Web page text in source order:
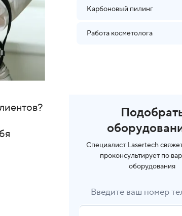
Карбоновый пилинг
Работа косметолога
Специалист Lasertech
проконсультирует по
оборудования
Введите ваш номер